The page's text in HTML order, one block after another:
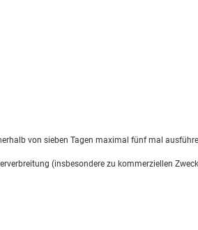
von sieben Tagen maximal fünf mal
(insbesondere zu kommerziellen